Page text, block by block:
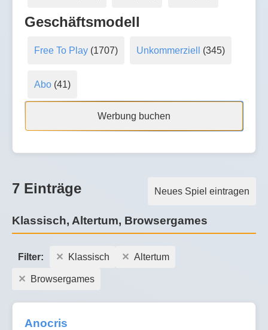
Geschäftsmodell
Free To Play(1707) Unkommerziell (345)
Abo(41)
Werbung buchen
Neues Spiel eintragen
7 Einträge
Klassisch, Altertum, Browsergames
Filter: Klassisch Altertum
Browsergames
Anocris